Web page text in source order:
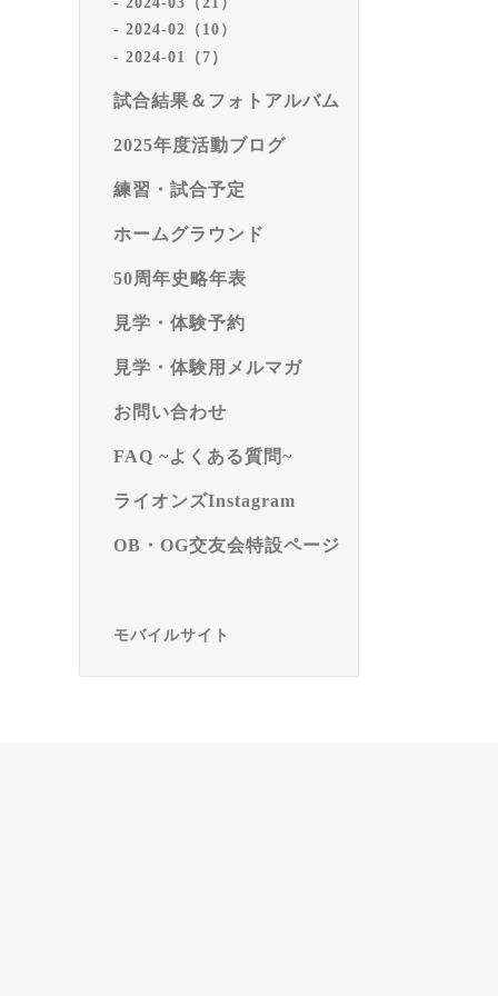
2024-02（10）
2024-01（7）
試合結果＆フォトアルバム
2025年度活動ブログ
練習・試合予定
ホームグラウンド
50周年史略年表
見学・体験予約
見学・体験用メルマガ
お問い合わせ
FAQ ~よくある質問~
ライオンズInstagram
OB・OG交友会特設ページ
モバイルサイト